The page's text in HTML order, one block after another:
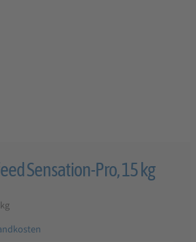
Sensation-Pro, 15 kg
kg